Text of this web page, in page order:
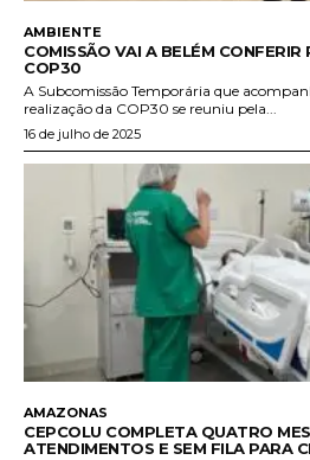
AMBIENTE
COMISSÃO VAI A BELÉM CONFERIR
COP30
A Subcomissão Temporária que
realização da COP30 se reuniu pela...
16 de julho de 2025
AMAZONAS
CEPCOLU COMPLETA QUATRO
ATENDIMENTOS E SEM FILA PARA